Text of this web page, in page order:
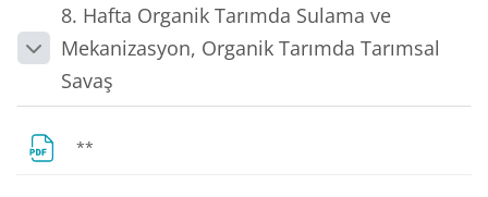
Daralt
8. Hafta Organik Tarımda Sulama ve
Mekanizasyon, Organik Tarımda Tarımsal
Savaş
**